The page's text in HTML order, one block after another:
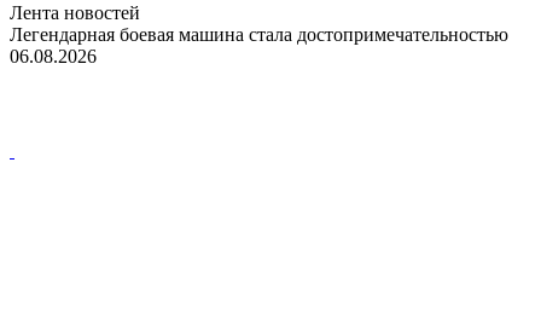
Лента новостей
Легендарная боевая машина стала достопримечательностью
06.08.2026